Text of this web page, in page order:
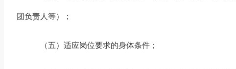
团负责人等）；
（五）适应岗位要求的身体条件；